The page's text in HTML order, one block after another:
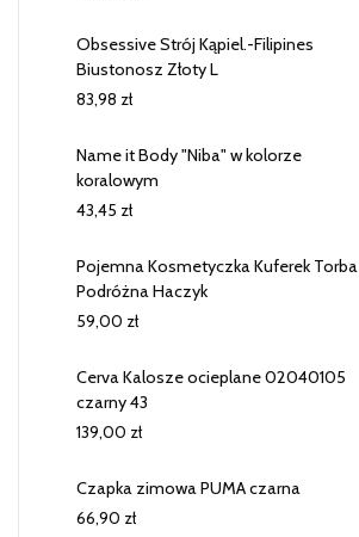
Obsessive Strój Kąpiel.-Filipines
Biustonosz Złoty L
83,98 zł
Name it Body "Niba" w kolorze
koralowym
43,45 zł
Pojemna Kosmetyczka Kuferek Torba
Podróżna Haczyk
59,00 zł
Cerva Kalosze ocieplane 02040105
czarny 43
139,00 zł
Czapka zimowa PUMA czarna
66,90 zł